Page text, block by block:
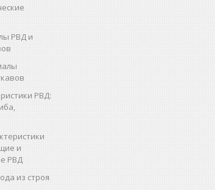
РВД и
РВД:
и
РВД
из строя